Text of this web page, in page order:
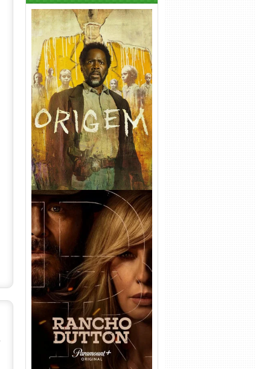
Origem 4ª Temporada Torrent
(2026) WEB-DL 1080p/4K
Dual Áudio
Rancho Dutton 1ª
Temporada Torrent (2026)
WEB-DL 1080p Dual Áudio